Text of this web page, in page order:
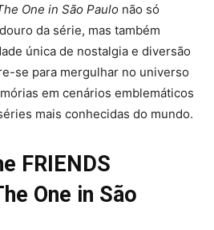
One in São Paulo não só
da série, mas também
única de nostalgia e diversão
se para mergulhar no universo
em cenários emblemáticos
mais conhecidas do mundo.
FRIENDS
One in São